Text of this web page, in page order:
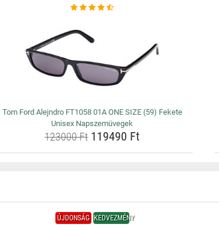
Tom Ford Alejndro FT1058 01A ONE SIZE (59) Fekete
Unisex Napszemüvegek
123000 Ft119490 Ft
ÚJDONSÁG KEDVEZMÉNY